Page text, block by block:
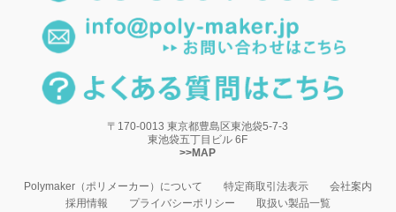
〒170-0013 東京都豊島区東池袋5-7-3
東池袋五丁目ビル 6F
>>MAP
Polymaker（ポリメーカー）について 特定商取引法表示
会社案内
採用情報
プライバシーポリシー 取扱い製品一覧